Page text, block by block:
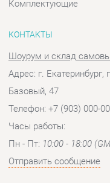
Телефон: +7 (903) 000-00-
Пн - Пт:10:00 - 18:00
Отправить сообщение